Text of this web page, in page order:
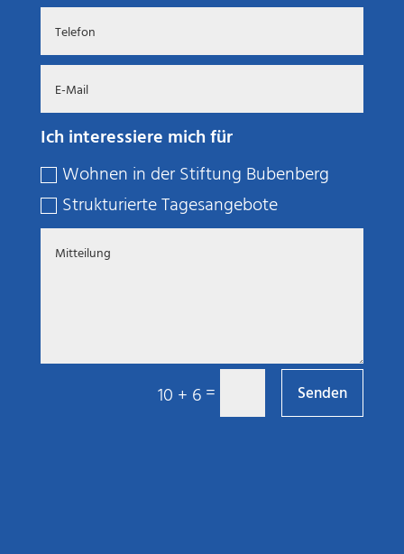
Ich interessiere mich für
Wohnen in der Stiftung Bubenberg
Strukturierte Tagesangebote
10 + 6 = Senden